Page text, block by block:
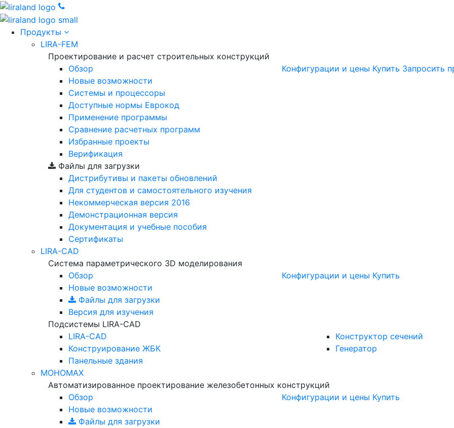
Продукты
LIRA-FEM
Проектирование и расчет строительных конструкций
Обзор
Новые возможности
Cистемы и процессоры
Доступные нормы Еврокод
Применение программы
Сравнение расчетных программ
Избранные проекты
Верификация
Конфигурации и цены Купить Запросить
Файлы для загрузки
Дистрибутивы и пакеты обновлений
Для студентов и самостоятельного изучения
Некоммерческая версия 2016
Демонстрационная версия
Документация и учебные пособия
Сертификаты
LIRA-CAD
Система параметрического 3D моделирования
Обзор
Новые возможности
Файлы для загрузки
Версия для изучения
Конфигурации и цены Купить
Подсистемы LIRA-CAD
LIRA-CAD
Конструирование ЖБК
Панельные здания
Конструктор сечений
Генератор
МОНОМАХ
Автоматизированное проектирование железобетонных конструкций
Обзор
Новые возможности
Файлы для загрузки
Конфигурации и цены Купить